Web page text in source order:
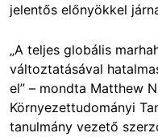
jelentős előnyökkel
„A teljes globális
változtatásával
el” – mondta Matthew
Környezettudományi
tanulmány vezető